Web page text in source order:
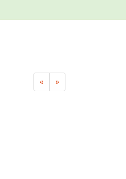
« »